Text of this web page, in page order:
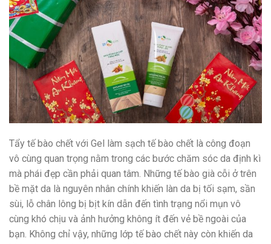
Tẩy tế bào chết với Gel làm sạch tế bào chết là công đoạn
vô cùng quan trọng nằm trong các bước chăm sóc da định kì
mà phái đẹp cần phải quan tâm. Những tế bào già cỗi ở trên
bề mặt da là nguyên nhân chính khiến làn da bị tối sạm, sần
sùi, lỗ chân lông bị bịt kín dẫn đến tình trạng nổi mụn vô
cùng khó chịu và ảnh hưởng không ít đến vẻ bề ngoài của
bạn. Không chỉ vậy, những lớp tế bào chết này còn khiến da